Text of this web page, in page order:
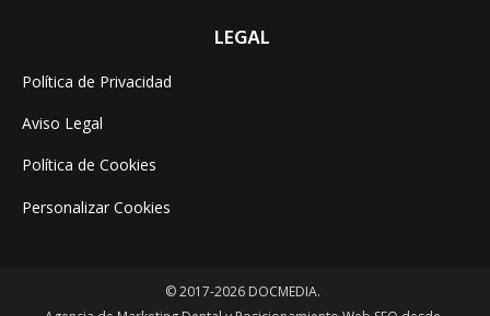
opensopensopens
LEGAL
Política de Privacidad
Aviso Legal
Política de Cookies
Personalizar Cookies
© 2017-2026 DOCMEDIA.